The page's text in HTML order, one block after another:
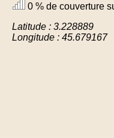
0 % de couverture
Latitude : 3.228889
Longitude : 45.679167